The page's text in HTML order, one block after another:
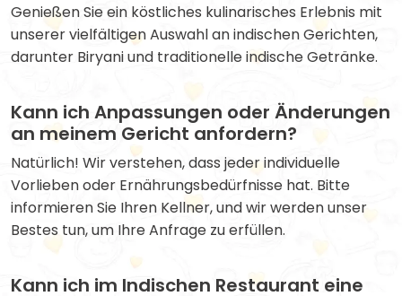
Genießen Sie ein köstliches kulinarisches Erlebnis mit
unserer vielfältigen Auswahl an indischen Gerichten,
darunter Biryani und traditionelle indische Getränke.
Kann ich Anpassungen oder Änderungen
an meinem Gericht anfordern?
Natürlich! Wir verstehen, dass jeder individuelle
Vorlieben oder Ernährungsbedürfnisse hat. Bitte
informieren Sie Ihren Kellner, und wir werden unser
Bestes tun, um Ihre Anfrage zu erfüllen.
Kann ich im Indischen Restaurant eine